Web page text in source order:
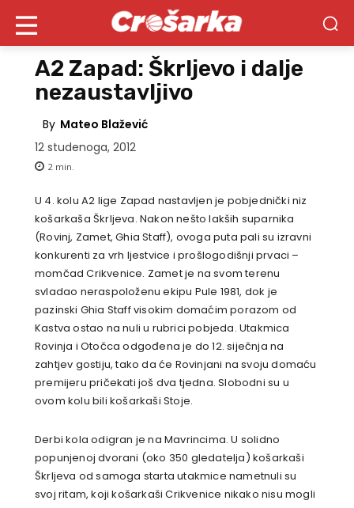
A2 Zapad: Škrljevo i dalje
nezaustavljivo
By Mateo Blažević
12 studenoga, 2012
2 min.
U 4. kolu A2 lige Zapad nastavljen je pobjednički niz
košarkaša Škrljeva. Nakon nešto lakših suparnika
(Rovinj, Zamet, Ghia Staff), ovoga puta pali su izravni
konkurenti za vrh ljestvice i prošlogodišnji prvaci –
momčad Crikvenice. Zamet je na svom terenu
svladao neraspoloženu ekipu Pule 1981, dok je
pazinski Ghia Staff visokim domaćim porazom od
Kastva ostao na nuli u rubrici pobjeda. Utakmica
Rovinja i Otočca odgođena je do 12. siječnja na
zahtjev gostiju, tako da će Rovinjani na svoju domaću
premijeru pričekati još dva tjedna. Slobodni su u
ovom kolu bili košarkaši Stoje.
Derbi kola odigran je na Mavrincima. U solidno
popunjenoj dvorani (oko 350 gledatelja) košarkaši
Škrljeva od samoga starta utakmice nametnuli su
svoj ritam, koji košarkaši Crikvenice nikako nisu mogli